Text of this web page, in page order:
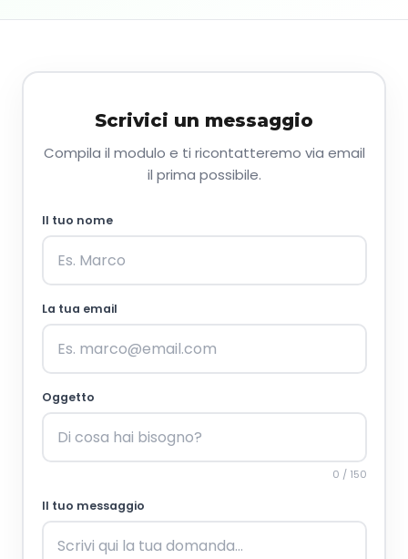
Scrivici un messaggio
Compila il modulo e ti ricontatteremo via email
il prima possibile.
Il tuo nome
La tua email
Oggetto
0 / 150
Il tuo messaggio